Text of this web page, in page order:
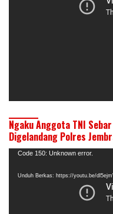
Ngaku Anggota TNI
Digelandang Polres
Pemutar
Code 150: Unknown error.
Unduh Berkas: https://youtu.be/